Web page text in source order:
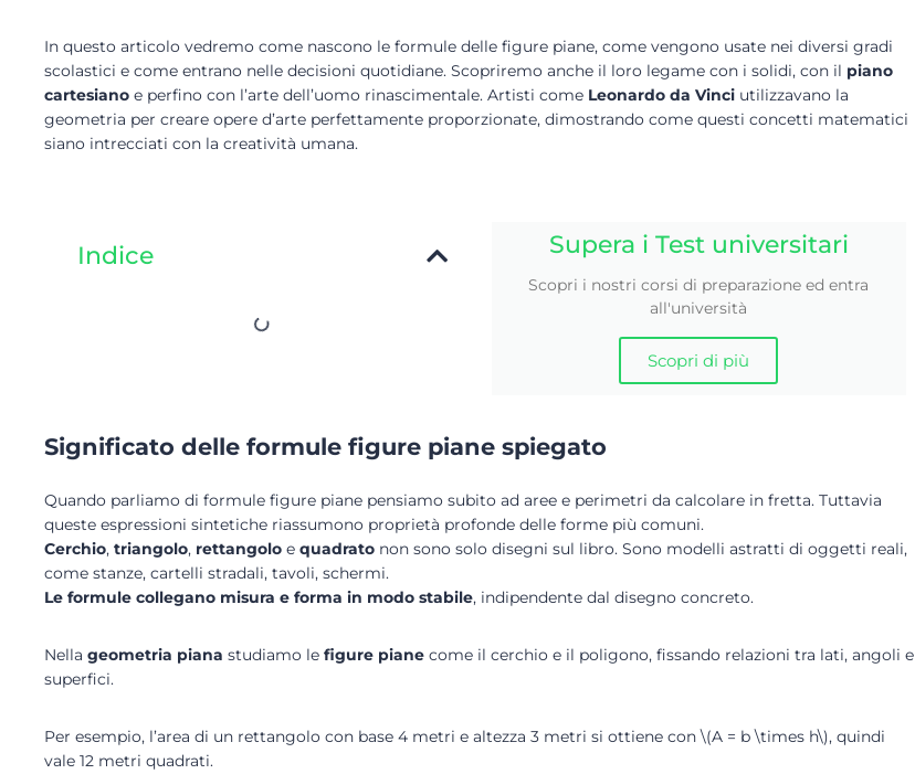
In questo articolo vedremo come nascono le formule delle figure piane, come vengono usate nei diversi gradi
scolastici e come entrano nelle decisioni quotidiane. Scopriremo anche il loro legame con i solidi, con il piano
cartesiano e perfino con l’arte dell’uomo rinascimentale. Artisti come Leonardo da Vinci utilizzavano la
geometria per creare opere d’arte perfettamente proporzionate, dimostrando come questi concetti matematici
siano intrecciati con la creatività umana.
Indice Supera i Test universitari
Scopri i nostri corsi di preparazione ed entra
all'università
Scopri di più
Significato delle formule figure piane spiegato
Quando parliamo di formule figure piane pensiamo subito ad aree e perimetri da calcolare in fretta. Tuttavia
queste espressioni sintetiche riassumono proprietà profonde delle forme più comuni.
Cerchio, triangolo, rettangolo e quadrato non sono solo disegni sul libro. Sono modelli astratti di oggetti reali,
come stanze, cartelli stradali, tavoli, schermi.
Le formule collegano misura e forma in modo stabile, indipendente dal disegno concreto.
Nella geometria piana studiamo le figure piane come il cerchio e il poligono, fissando relazioni tra lati, angoli e
superfici.
Per esempio, l’area di un rettangolo con base 4 metri e altezza 3 metri si ottiene con \(A = b \times h\), quindi
vale 12 metri quadrati.